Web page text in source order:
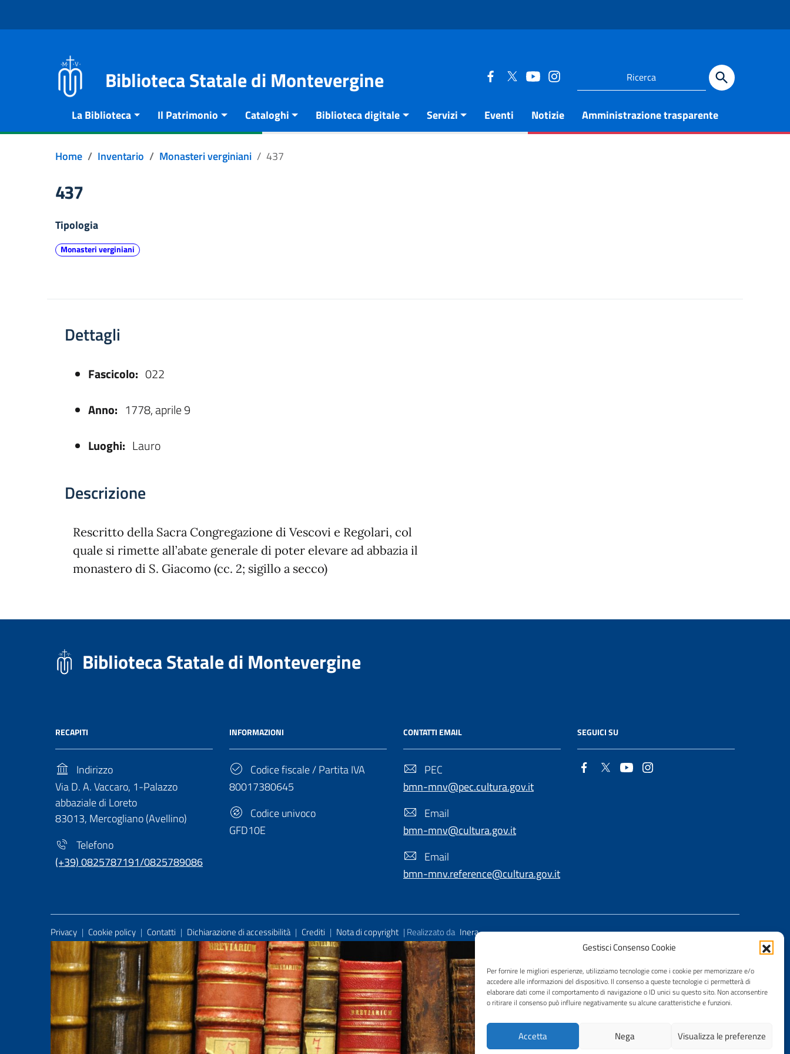
Gestisci Consenso Cookie
Per fornire le migliori esperienze, utilizziamo tecnologie come i cookie per memorizzare e/o
accedere alle informazioni del dispositivo. Il consenso a queste tecnologie ci permetterà di
elaborare dati come il comportamento di navigazione o ID unici su questo sito. Non acconsentire
o ritirare il consenso può influire negativamente su alcune caratteristiche e funzioni.
Accetta Nega Visualizza le preferenze
Biblioteca Statale di Montevergine
La Biblioteca Il Patrimonio Cataloghi Biblioteca digitale Servizi Eventi Notizie Amministrazione trasparente
Home Inventario Monasteri verginiani 437
437
Tipologia
Monasteri verginiani
Dettagli
Fascicolo: 022
Anno: 1778, aprile 9
Luoghi: Lauro
Descrizione
Rescritto della Sacra Congregazione di Vescovi e Regolari, col
quale si rimette all’abate generale di poter elevare ad abbazia il
monastero di S. Giacomo (cc. 2; sigillo a secco)
Biblioteca Statale di Montevergine
RECAPITI
Indirizzo
Via D. A. Vaccaro, 1-Palazzo
abbaziale di Loreto
83013, Mercogliano (Avellino)
Telefono
(+39) 0825787191/0825789086
INFORMAZIONI
Codice fiscale / Partita IVA
80017380645
Codice univoco
GFD10E
CONTATTI EMAIL
PEC
bmn-mnv@pec.cultura.gov.it
Email
bmn-mnv@cultura.gov.it
Email
bmn-mnv.reference@cultura.gov.it
SEGUICI SU
Useful Links Section
Privacy | Cookie policy | Contatti | Dichiarazione di accessibilità | Crediti | Nota di copyright | Realizzato da Inera